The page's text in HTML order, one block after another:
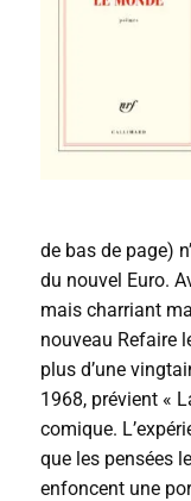
de bas de page)
du nouvel Euro.
mais charriant
nouveau Refaire
plus d’une
1968, prévient «
comique.
que les pensées
enfoncent une